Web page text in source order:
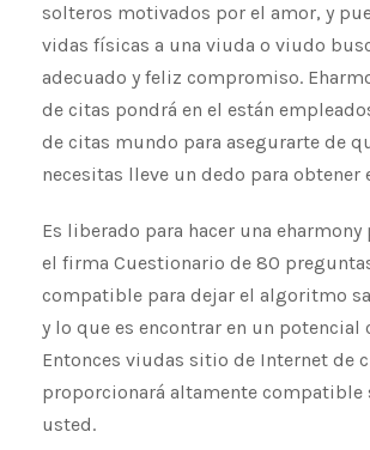
solteros motivados por el amor, y
vidas físicas a una viuda o viudo
adecuado y feliz compromiso.
de citas pondrá en el están
de citas mundo para asegurarte de
necesitas lleve un dedo para obtener
Es liberado para hacer una eharmony
el firma Cuestionario de 80
compatible para dejar el algoritmo
y lo que es encontrar en un potencial
Entonces viudas sitio de Internet de
proporcionará altamente compatible
usted.